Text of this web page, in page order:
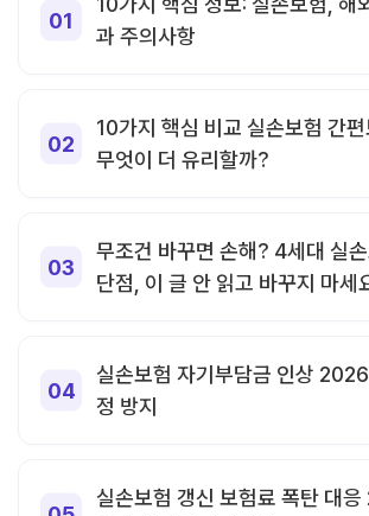
과 주의사항
10가지 핵심 비교 실손보험 간
무엇이 더 유리할까?
무조건 바꾸면 손해? 4세대 실
단점, 이 글 안 읽고 바꾸지 마세
실손보험 자기부담금 인상
정 방지
실손보험 갱신 보험료 폭탄 대